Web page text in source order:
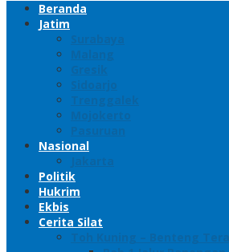
Beranda
Jatim
Surabaya
Malang
Gresik
Sidoarjo
Trenggalek
Mojokerto
Pasuruan
Nasional
Jakarta
Politik
Hukrim
Ekbis
Cerita Silat
Toh Kuning – Benteng